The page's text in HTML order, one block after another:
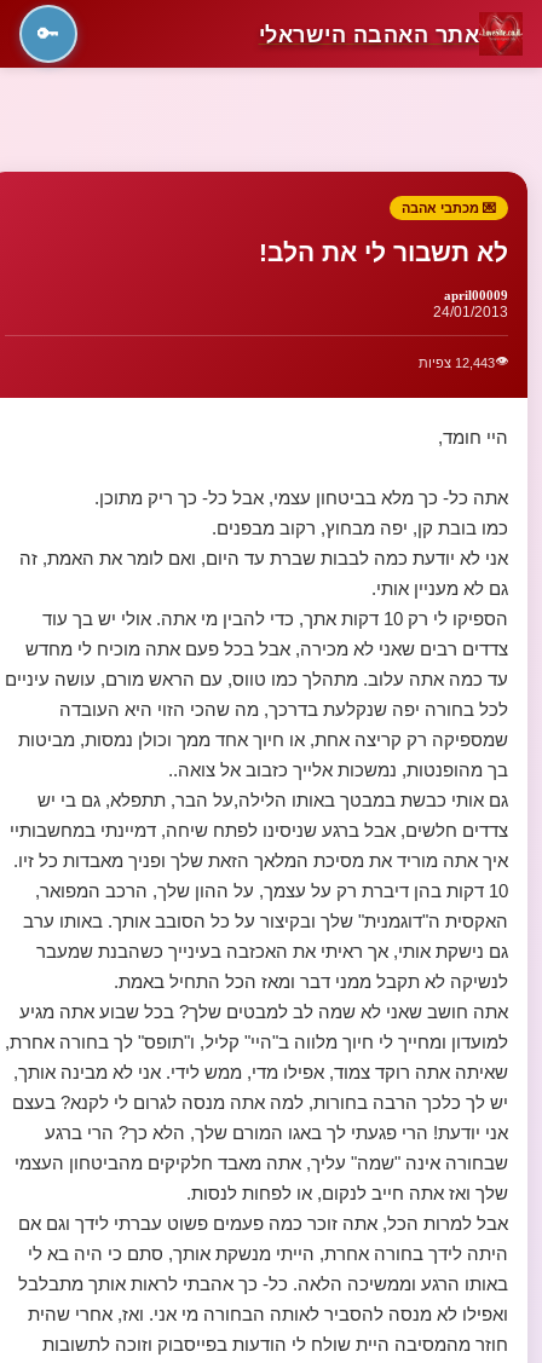
אתר האהבה הישראלי 🔑
💌 מכתבי אהבה
לא תשבור לי את הלב!
april00009
24/01/2013
👁️12,443 צפיות
היי חומד,
אתה כל- כך מלא בביטחון עצמי, אבל כל- כך ריק מתוכן.
כמו בובת קן, יפה מבחוץ, רקוב מבפנים.
אני לא יודעת כמה לבבות שברת עד היום, ואם לומר את האמת, זה
גם לא מעניין אותי.
הספיקו לי רק 10 דקות אתך, כדי להבין מי אתה. אולי יש בך עוד
צדדים רבים שאני לא מכירה, אבל בכל פעם אתה מוכיח לי מחדש
עד כמה אתה עלוב. מתהלך כמו טווס, עם הראש מורם, עושה עיניים
לכל בחורה יפה שנקלעת בדרכך, מה שהכי הזוי היא העובדה
שמספיקה רק קריצה אחת, או חיוך אחד ממך וכולן נמסות, מביטות
בך מהופנטות, נמשכות אלייך כזבוב אל צואה..
גם אותי כבשת במבטך באותו הלילה,על הבר, תתפלא, גם בי יש
צדדים חלשים, אבל ברגע שניסינו לפתח שיחה, דמיינתי במחשבותיי
איך אתה מוריד את מסיכת המלאך הזאת שלך ופניך מאבדות כל זיו.
10 דקות בהן דיברת רק על עצמך, על ההון שלך, הרכב המפואר,
האקסית ה"דוגמנית" שלך ובקיצור על כל הסובב אותך. באותו ערב
גם נישקת אותי, אך ראיתי את האכזבה בעינייך כשהבנת שמעבר
לנשיקה לא תקבל ממני דבר ומאז הכל התחיל באמת.
אתה חושב שאני לא שמה לב למבטים שלך? בכל שבוע אתה מגיע
למועדון ומחייך לי חיוך מלווה ב"היי" קליל, ו"תופס" לך בחורה אחרת,
שאיתה אתה רוקד צמוד, אפילו מדי, ממש לידי. אני לא מבינה אותך,
יש לך כלכך הרבה בחורות, למה אתה מנסה לגרום לי לקנא? בעצם
אני יודעת! הרי פגעתי לך באגו המורם שלך, הלא כך? הרי ברגע
שבחורה אינה "שמה" עליך, אתה מאבד חלקיקים מהביטחון העצמי
שלך ואז אתה חייב לנקום, או לפחות לנסות.
אבל למרות הכל, אתה זוכר כמה פעמים פשוט עברתי לידך וגם אם
היתה לידך בחורה אחרת, הייתי מנשקת אותך, סתם כי היה בא לי
באותו הרגע וממשיכה הלאה. כל- כך אהבתי לראות אותך מתבלבל
ואפילו לא מנסה להסביר לאותה הבחורה מי אני. ואז, אחרי שהית
חוזר מהמסיבה היית שולח לי הודעות בפייסבוק וזוכה לתשובות